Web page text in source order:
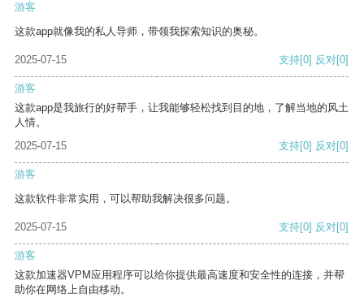
游客
这款app就像我的私人导师，带领我探索知识的奥秘。
2025-07-15 支持[0] 反对[0]
游客
这款app是我旅行的好帮手，让我能够轻松找到目的地，了解当地的风土
人情。
2025-07-15
支持[0] 反对[0]
游客
这款软件非常实用，可以帮助我解决很多问题。
2025-07-15 支持[0] 反对[0]
游客
这款加速器VPM应用程序可以给你提供最高速度和安全性的连接，并帮
助你在网络上自由移动。